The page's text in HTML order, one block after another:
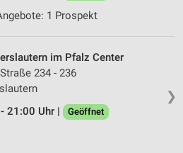
1 Prospekt
❯
im Pfalz Center
234 - 236
21:00 Uhr |
Geöffnet